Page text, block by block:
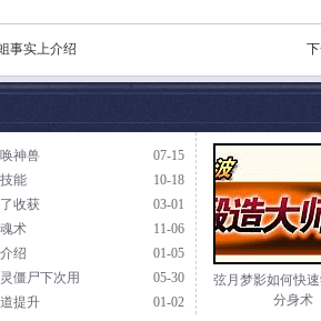
事实上介绍
07-15
神兽
10-18
能
03-01
收获
11-06
术
01-05
绍
05-30
僵尸下次用
01-02
提升
弦月梦影如何快
分身术